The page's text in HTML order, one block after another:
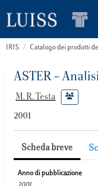
IRIS Catalogo dei prodotti
ASTER –
M. R. Testa
2001
Scheda breve
Anno di pubblicazione